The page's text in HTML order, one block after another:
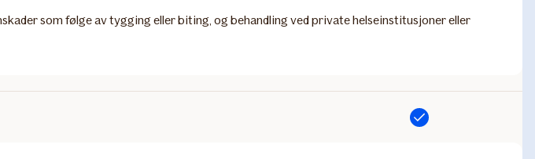
som følge av tygging eller biting, og behandling ved private helseinstitusjoner eller
Inkludert